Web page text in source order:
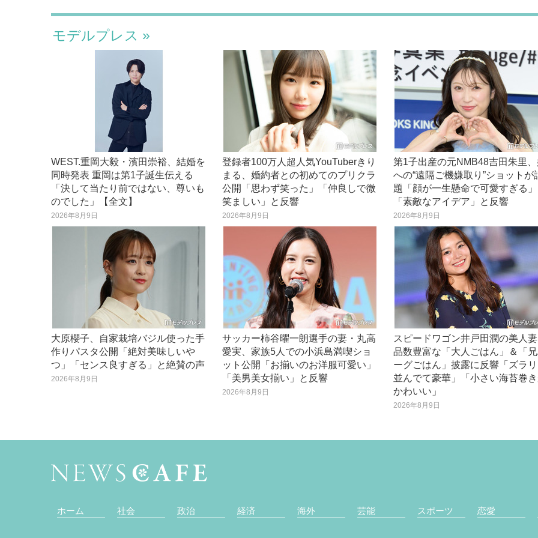
モデルプレス
WEST.重岡大毅・濱田崇裕、結婚を
同時発表 重岡は第1子誕生伝える
「決して当たり前ではない、尊いも
のでした」【全文】
2026年8月9日
登録者100万人超人気YouTuberきり
まる、婚約者との初めてのプリクラ
公開「思わず笑った」「仲良しで微
笑ましい」と反響
2026年8月9日
第1子出産の元NMB48吉田朱里
への“遠隔ご機嫌取り”ショットが
題「顔が一生懸命で可愛すぎる」
「素敵なアイデア」と反響
2026年8月9日
大原櫻子、自家栽培バジル使った手
作りパスタ公開「絶対美味しいや
つ」「センス良すぎる」と絶賛の声
2026年8月9日
サッカー柿谷曜一朗選手の妻・丸高
愛実、家族5人での小浜島満喫ショ
ット公開「お揃いのお洋服可愛い」
「美男美女揃い」と反響
2026年8月9日
スピードワゴン井戸田潤の美人
品数豊富な「大人ごはん」＆「
ーグごはん」披露に反響「ズラ
並んでて豪華」「小さい海苔巻
かわいい」
2026年8月9日
ホーム 社会 政治 経済 海外 芸能 スポーツ 恋愛